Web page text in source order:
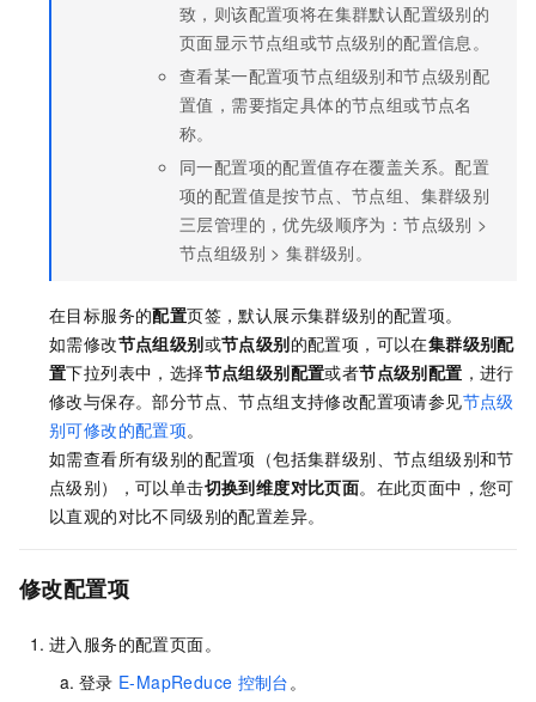
致，则该配置项将在集群默认配置级别的
页面显示节点组或节点级别的配置信息。
查看某一配置项节点组级别和节点级别配
置值，需要指定具体的节点组或节点名
称。
同一配置项的配置值存在覆盖关系。配置
项的配置值是按节点、节点组、集群级别
三层管理的，优先级顺序为：节点级别 >
节点组级别 > 集群级别。
在目标服务的配置页签，默认展示集群级别的配置项。
如需修改节点组级别或节点级别的配置项，可以在集群级别配
置下拉列表中，选择节点组级别配置或者节点级别配置 ，进行
修改与保存。部分节点、节点组支持修改配置项请参见节点级
别可修改的配置项。
如需查看所有级别的配置项（包括集群级别、节点组级别和节
点级别），可以单击切换到维度对比页面。在此页面中，您可
以直观的对比不同级别的配置差异。
修改配置项
进入服务的配置页面。
登录 E-MapReduce 控制台。